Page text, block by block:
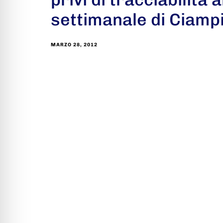
settimanale di
MARZO 28, 2012